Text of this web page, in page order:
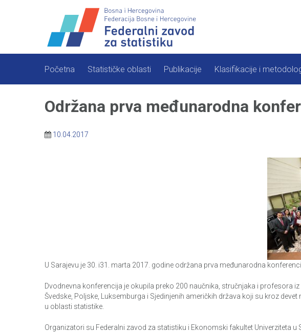
Početna Statističke oblasti Publikacije Klasifikacije i
Održana prva međunarodna
10.04.2017
U Sarajevu je 30. i31. marta 2017. godine održana prva međunarodna
Dvodnevna konferencija je okupila preko 200 naučnika, stručnjaka i profesora iz
Švedske, Poljske, Luksemburga i Sjedinjenih američkih država koji su kroz
u oblasti statistike.
Organizatori su Federalni zavod za statistiku i Ekonomski fakultet Univerziteta u